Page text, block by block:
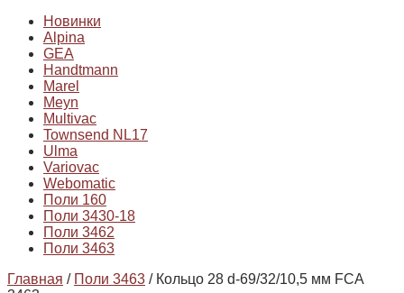
Новинки
Alpina
GEA
Handtmann
Marel
Meyn
Multivac
Townsend NL17
Ulma
Variovac
Webomatic
Поли 160
Поли 3430-18
Поли 3462
Поли 3463
Главная / Поли 3463 / Кольцо 28 d-69/32/10,5 мм FCA